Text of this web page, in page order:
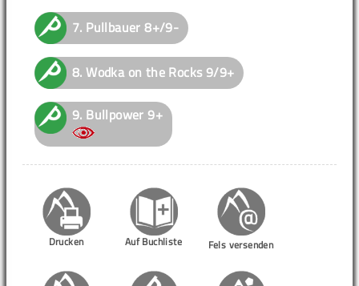
7. Pullbauer 8+/9-
8.Wodka on the Rocks9/9+
9. Bullpower 9+
Drucken Auf Buchliste Fels versenden